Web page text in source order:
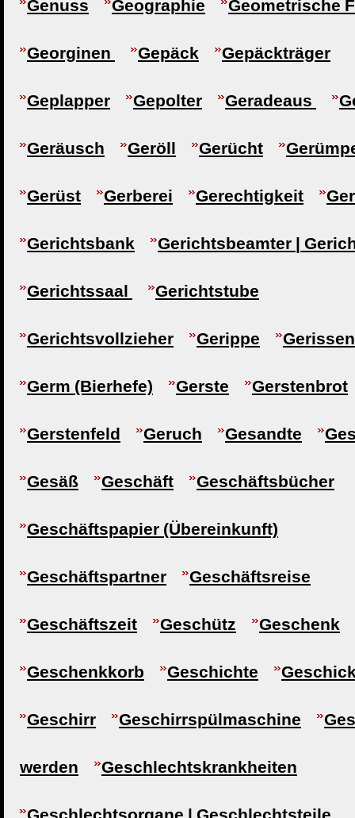
Genuss Geographie Geometrische
Georginen Gepäck Gepäckträger
Geplapper Gepolter Geradeaus
Geräusch Geröll Gerücht
Gerüst Gerberei Gerechtigkeit
Gerichtsbank Gerichtsbeamter |
Gerichtssaal Gerichtstube
Gerichtsvollzieher Gerippe
Germ (Bierhefe) Gerste Gerstenbrot
Gerstenfeld Geruch Gesandte
Gesäß Geschäft Geschäftsbücher
Geschäftspapier (Übereinkunft)
Geschäftspartner Geschäftsreise
Geschäftszeit Geschütz Geschenk
Geschenkkorb Geschichte
Geschirr Geschirrspülmaschine
werden Geschlechtskrankheiten